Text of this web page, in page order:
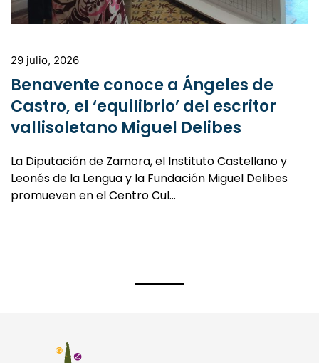
29 julio, 2026
Benavente conoce a Ángeles de
Castro, el ‘equilibrio’ del escritor
vallisoletano Miguel Delibes
La Diputación de Zamora, el Instituto Castellano y
Leonés de la Lengua y la Fundación Miguel Delibes
promueven en el Centro Cul…